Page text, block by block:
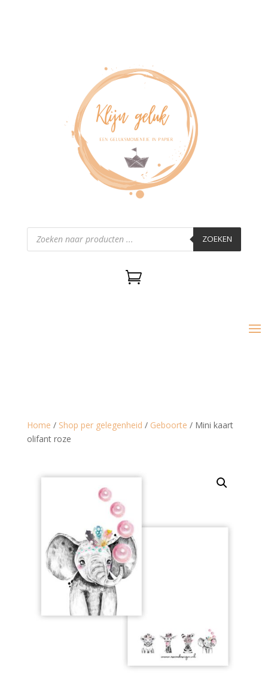
Producten
zoeken ZOEKEN

Home / Shop per gelegenheid / Geboorte / Mini kaart
olifant roze